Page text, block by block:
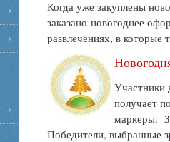
Когда уже закуплены
заказано новогоднее
развлечениях, в
Участники
получает
маркеры.
Победители, выбранные